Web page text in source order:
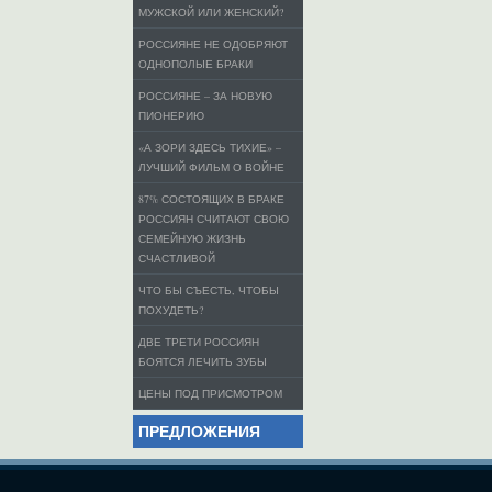
МУЖСКОЙ ИЛИ ЖЕНСКИЙ?
РОССИЯНЕ НЕ ОДОБРЯЮТ
ОДНОПОЛЫЕ БРАКИ
РОССИЯНЕ – ЗА НОВУЮ
ПИОНЕРИЮ
«А ЗОРИ ЗДЕСЬ ТИХИЕ» –
ЛУЧШИЙ ФИЛЬМ О ВОЙНЕ
87% СОСТОЯЩИХ В БРАКЕ
РОССИЯН СЧИТАЮТ СВОЮ
СЕМЕЙНУЮ ЖИЗНЬ
СЧАСТЛИВОЙ
ЧТО БЫ СЪЕСТЬ, ЧТОБЫ
ПОХУДЕТЬ?
ДВЕ ТРЕТИ РОССИЯН
БОЯТСЯ ЛЕЧИТЬ ЗУБЫ
ЦЕНЫ ПОД ПРИСМОТРОМ
ПРЕДЛОЖЕНИЯ